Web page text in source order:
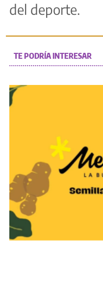
del deporte.
TE PODRÍA INTERESAR